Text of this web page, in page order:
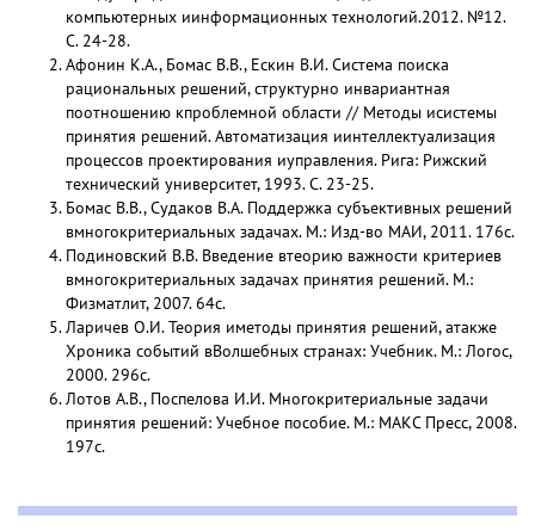
компьютерных иинформационных технологий.2012. №12.
С. 24-28.
Афонин К.А., Бомас В.В., Ескин В.И. Система поиска
рациональных решений, структурно инвариантная
поотношению кпроблемной области // Методы исистемы
принятия решений. Автоматизация иинтеллектуализация
процессов проектирования иуправления. Рига: Рижский
технический университет, 1993. С. 23-25.
Бомас В.В., Судаков В.А. Поддержка субъективных решений
вмногокритериальных задачах. М.: Изд-во МАИ, 2011. 176с.
Подиновский В.В. Введение втеорию важности критериев
вмногокритериальных задачах принятия решений. М.:
Физматлит, 2007. 64с.
Ларичев О.И. Теория иметоды принятия решений, атакже
Хроника событий вВолшебных странах: Учебник. М.: Логос,
2000. 296с.
Лотов А.В., Поспелова И.И. Многокритериальные задачи
принятия решений: Учебное пособие. M.: МАКС Пресс, 2008.
197с.